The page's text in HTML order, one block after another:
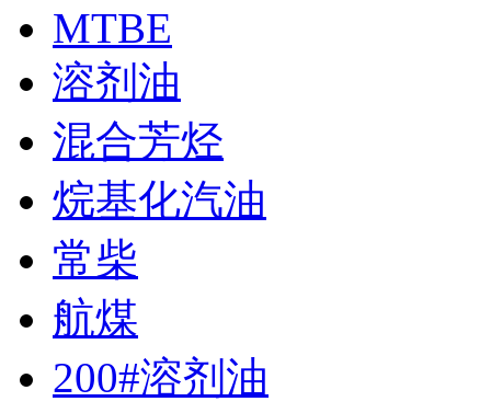
MTBE
溶剂油
混合芳烃
烷基化汽油
常柴
航煤
200#溶剂油